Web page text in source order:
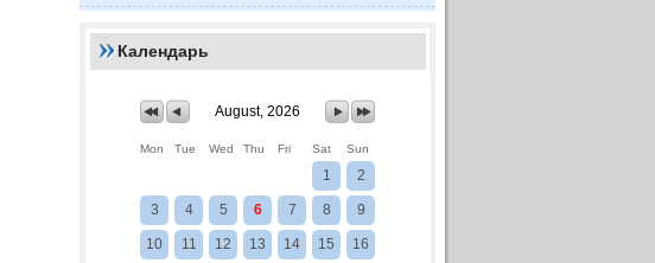
Календарь
August, 2026
Mon Tue Wed Thu Fri Sat Sun
1 2
3 4 5 6 7 8 9
10 11 12 13 14 15 16